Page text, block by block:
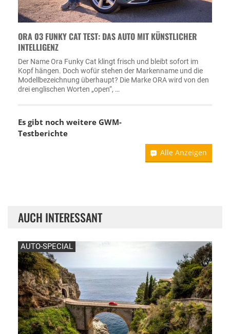
ORA 03 FUNKY CAT TEST: DAS AUTO MIT KÜNSTLICHER
INTELLIGENZ
Der Name Ora Funky Cat klingt frisch und bleibt sofort im
Kopf hängen. Doch wofür stehen der Markenname und die
Modellbezeichnung überhaupt? Die Marke ORA wird von den
drei englischen Worten „open“, …
Es gibt noch weitere GWM-
Testberichte
Alle Anzeigen
AUCH INTERESSANT
AUTO-SPECIAL